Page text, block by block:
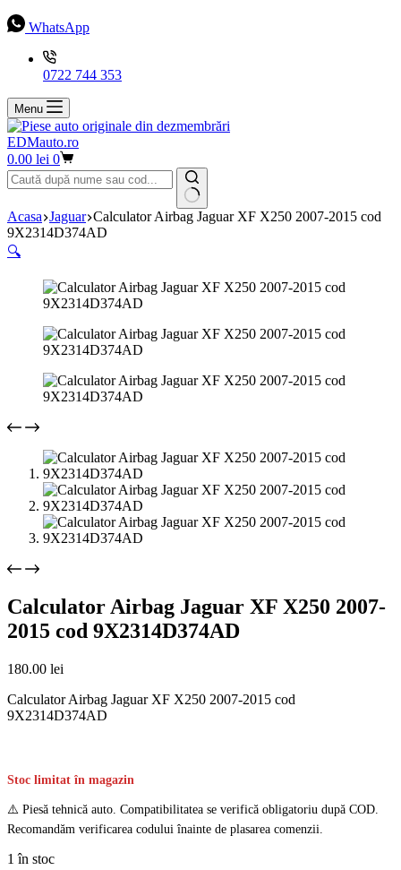
WhatsApp
0722 744 353
Menu
EDMauto.ro
Coș
de
cumpărături
0.00 lei 0
Niciun
rezultat
Acasa Jaguar Calculator Airbag Jaguar XF X250 2007-2015 cod
9X2314D374AD
🔍
Calculator Airbag Jaguar XF X250 2007-
2015 cod 9X2314D374AD
180.00 lei
Calculator Airbag Jaguar XF X250 2007-2015 cod
9X2314D374AD
Stoc limitat în magazin
⚠️ Piesă tehnică auto. Compatibilitatea se verifică obligatoriu după COD.
Recomandăm verificarea codului înainte de plasarea comenzii.
1 în stoc